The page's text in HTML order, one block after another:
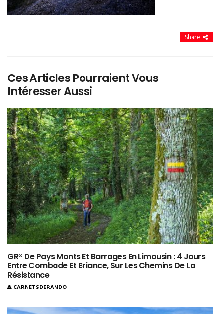
Share
Ces Articles Pourraient Vous
Intéresser Aussi
GR® De Pays Monts Et Barrages En Limousin : 4 Jours
Entre Combade Et Briance, Sur Les Chemins De La
Résistance
CARNETSDERANDO